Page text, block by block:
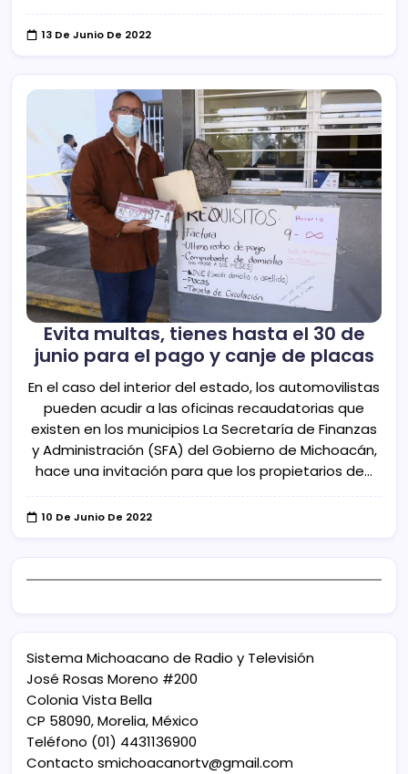
13 De Junio De 2022
Evita multas, tienes hasta el 30 de
junio para el pago y canje de placas
En el caso del interior del estado, los automovilistas
pueden acudir a las oficinas recaudatorias que
existen en los municipios La Secretaría de Finanzas
y Administración (SFA) del Gobierno de Michoacán,
hace una invitación para que los propietarios de…
10 De Junio De 2022
Sistema Michoacano de Radio y Televisión
José Rosas Moreno #200
Colonia Vista Bella
CP 58090, Morelia, México
Teléfono (01) 4431136900
Contacto smichoacanortv@gmail.com